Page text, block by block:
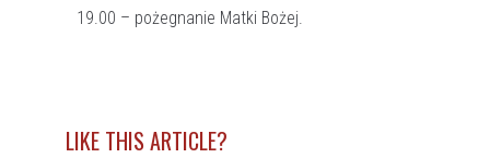
19.00 – pożegnanie Matki Bożej.
LIKE THIS ARTICLE?